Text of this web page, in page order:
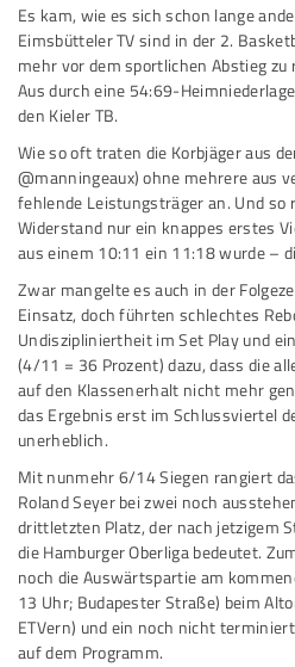
Es kam, wie es sich schon lange
Eimsbütteler TV sind in der 2.
mehr vor dem sportlichen Abstieg
Aus durch eine 54:69-
den Kieler TB.
Wie so oft traten die Korbjäger aus
@manningeaux) ohne mehrere aus
fehlende Leistungsträger an. Und
Widerstand nur ein knappes erstes
aus einem 10:11 ein 11:18 wurde –
Zwar mangelte es auch in der
Einsatz, doch führten schlechtes
Undiszipliniertheit im Set Play und
(4/11 = 36 Prozent) dazu, dass die
auf den Klassenerhalt nicht mehr
das Ergebnis erst im Schlussviertel
unerheblich.
Mit nunmehr 6/14 Siegen rangiert
Roland Seyer bei zwei noch
drittletzten Platz, der nach jetzigem
die Hamburger Oberliga bedeutet.
noch die Auswärtspartie am
13 Uhr; Budapester Straße) beim
ETVern) und ein noch nicht
auf dem Programm.